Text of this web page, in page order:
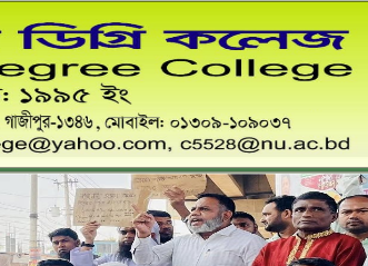
ডিগ্রি কলেজ
১৯৯৫ খ্রী: